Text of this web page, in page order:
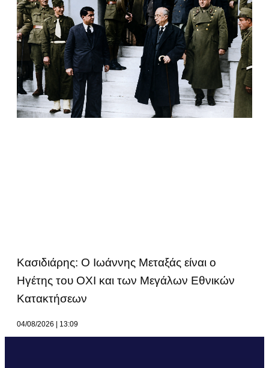
Κασιδιάρης: Ο Ιωάννης Μεταξάς είναι ο
Ηγέτης του ΟΧΙ και των Μεγάλων Εθνικών
Κατακτήσεων
04/08/2026 13:09